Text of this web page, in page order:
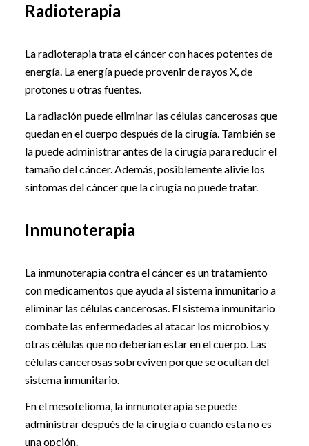
Radioterapia
La radioterapia trata el cáncer con haces potentes de
energía. La energía puede provenir de rayos X, de
protones u otras fuentes.
La radiación puede eliminar las células cancerosas que
quedan en el cuerpo después de la cirugía. También se
la puede administrar antes de la cirugía para reducir el
tamaño del cáncer. Además, posiblemente alivie los
síntomas del cáncer que la cirugía no puede tratar.
Inmunoterapia
La inmunoterapia contra el cáncer es un tratamiento
con medicamentos que ayuda al sistema inmunitario a
eliminar las células cancerosas. El sistema inmunitario
combate las enfermedades al atacar los microbios y
otras células que no deberían estar en el cuerpo. Las
células cancerosas sobreviven porque se ocultan del
sistema inmunitario.
En el mesotelioma, la inmunoterapia se puede
administrar después de la cirugía o cuando esta no es
una opción.